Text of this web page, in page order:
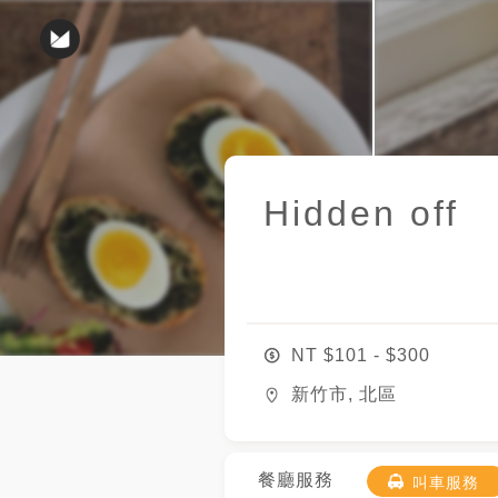
Hidden off
NT $101 - $300
新竹市, 北區
餐廳服務 叫車服務